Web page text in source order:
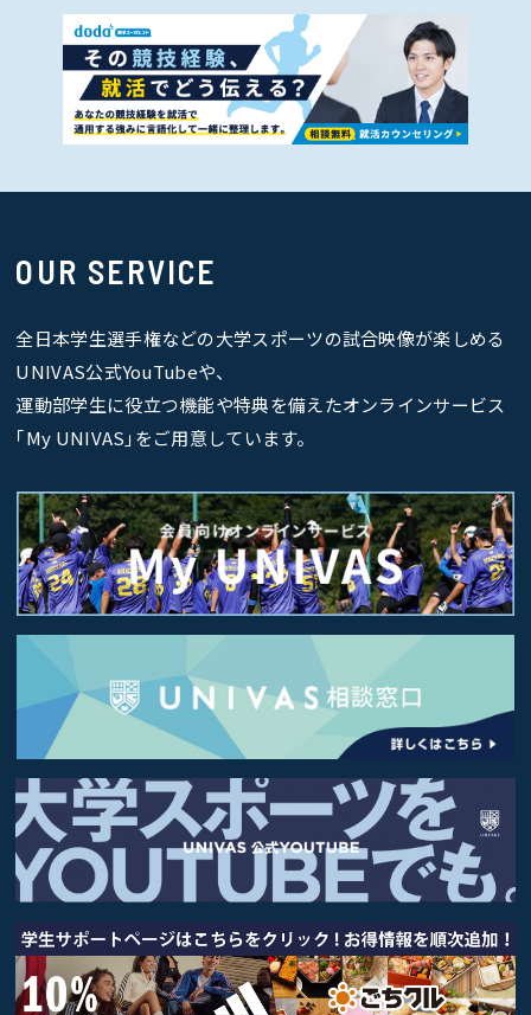
OUR SERVICE
全日本学生選手権などの大学スポーツの試合映像が楽しめる
UNIVAS公式YouTubeや、
運動部学生に役立つ機能や特典を備えたオンラインサービス
｢My UNIVAS｣をご用意しています。